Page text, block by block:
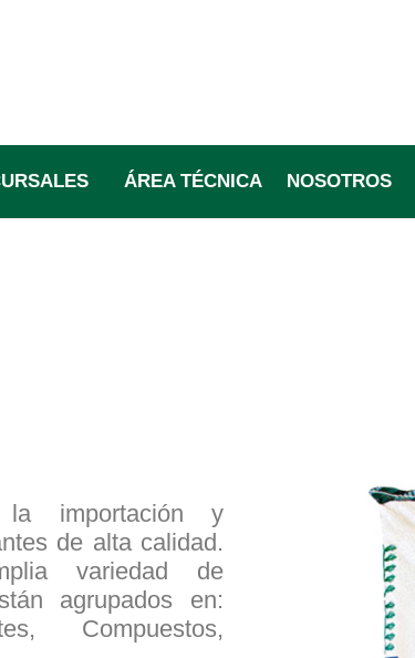
ÁREA TÉCNICA NOSOTROS
la importación y
de alta calidad.
variedad de
agrupados en:
Compuestos,